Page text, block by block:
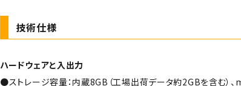
技術仕様
ハードウェアと入出力
●ストレージ容量：内蔵8GB（工場出荷データ約2GBを含む）